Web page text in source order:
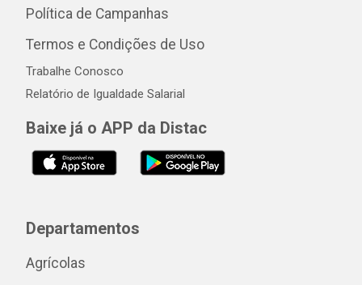
Política de Campanhas
Termos e Condições de Uso
Trabalhe Conosco
Relatório de Igualdade Salarial
Baixe já o APP da Distac
Departamentos
Agrícolas